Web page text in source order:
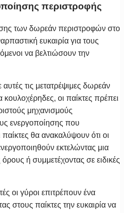
περιστροφής
των δωρεάν περιστροφών στο
ευκαιρία για τους
να βελτιώσουν την
τις μετατρέψιμες δωρεάν
οι παίκτες πρέπει
μηχανισμούς
ενεργοποίησης που
θα ανακαλύψουν ότι οι
εκτελώντας μια
ή συμμετέχοντας σε ειδικές
οι γύροι επιτρέπουν ένα
στους παίκτες την ευκαιρία να